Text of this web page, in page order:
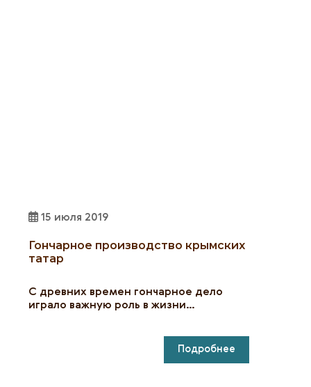
15 июля 2019
Гончарное производство крымских
татар
С древних времен гончарное дело
играло важную роль в жизни…
Подробнее